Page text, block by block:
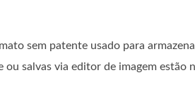
sem patente usado para
ou salvas via editor de imagem